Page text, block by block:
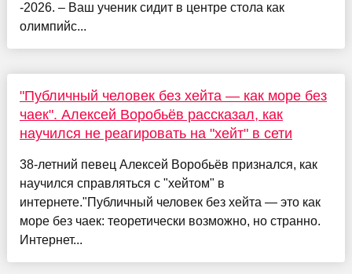
-2026. – Ваш ученик сидит в центре стола как
олимпийс...
"Публичный человек без хейта — как море без
чаек". Алексей Воробьёв рассказал, как
научился не реагировать на "хейт" в сети
38-летний певец Алексей Воробьёв признался, как
научился справляться с "хейтом" в
интернете."Публичный человек без хейта — это как
море без чаек: теоретически возможно, но странно.
Интернет...